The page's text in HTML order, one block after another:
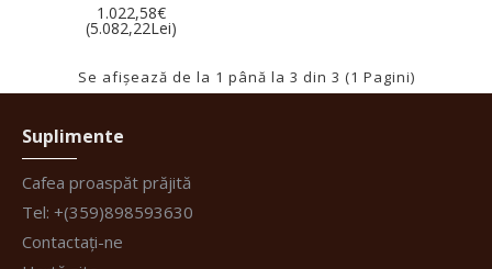
1.022,58€
(5.082,22Lei)
Se afişează de la 1 până la 3 din 3 (1 Pagini)
Suplimente
Cafea proaspăt prăjită
Tel: +(359)898593630
Contactați-ne